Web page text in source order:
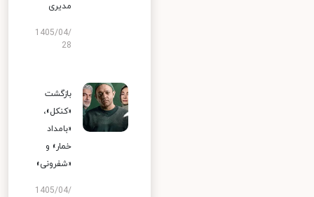
مدیری
1405/04/
28
بازگشت
«کنکل»،
«بامداد
خمار» و
«شفرونی»
1405/04/